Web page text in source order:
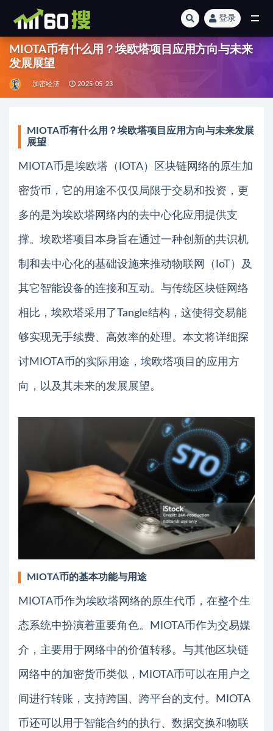
登录
MIOTA币有什么用？埃欧塔项目应用方向与未来
发展展望
加密经济 2025-05-23
MIOTA币有什么用？埃欧塔项目应用方向与未来发展
展望
MIOTA币是埃欧塔（IOTA）区块链网络的原生加
密货币，它的用途不仅仅局限于交易和投资，更
多的是为埃欧塔网络内的去中心化应用提供支
撑。埃欧塔项目本身旨在通过一种创新的共识机
制和去中心化的基础设施来推动物联网（IoT）及
其它智能设备的连接和互动。与传统区块链网络
相比，埃欧塔采用了Tangle结构，这使得交易能
够实现无手续费、高效率的处理。本文将详细探
讨MIOTA币的实际用途，埃欧塔项目的应用方
向，以及其未来的发展展望。
MIOTA币的基本功能与用途
MIOTA币作为埃欧塔网络的原生代币，在整个生
态系统中扮演着重要角色。MIOTA币作为交易媒
介，主要用于网络中的价值转移。与其他区块链
网络中的加密货币类似，MIOTA币可以在用户之
间进行转账，支持跨国、跨平台的支付。MIOTA
币还可以用于智能合约的执行、数据交换和物联